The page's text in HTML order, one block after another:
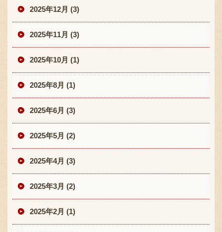
2025年12月 (3)
2025年11月 (3)
2025年10月 (1)
2025年8月 (1)
2025年6月 (3)
2025年5月 (2)
2025年4月 (3)
2025年3月 (2)
2025年2月 (1)